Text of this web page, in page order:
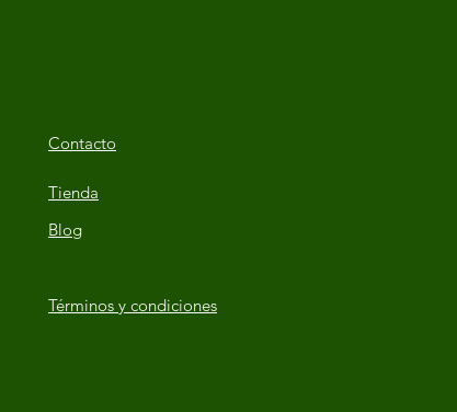
Contacto
Tienda
Blog
Términos y condiciones